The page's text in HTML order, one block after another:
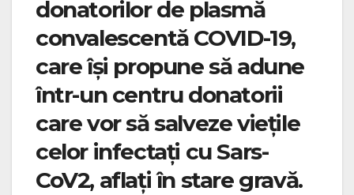
donatorilor de plasmă
convalescentă COVID-19,
care își propune să adune
într-un centru donatorii
care vor să salveze viețile
celor infectați cu Sars-
CoV2, aflați în stare gravă.